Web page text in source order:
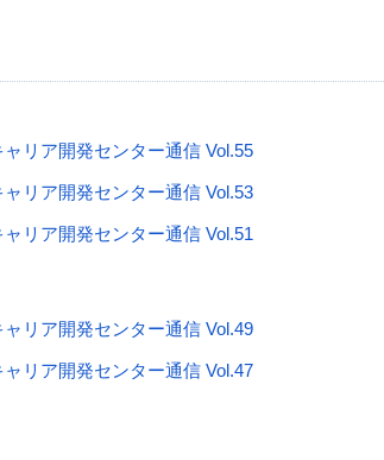
ャリア開発センター通信 Vol.55
ャリア開発センター通信 Vol.53
リア開発センター通信 Vol.51
ャリア開発センター通信 Vol.49
ャリア開発センター通信 Vol.47